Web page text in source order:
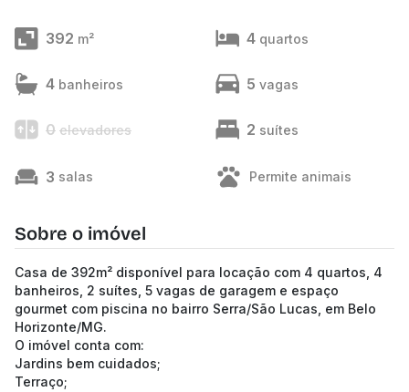
392 m² 4 quartos
4 banheiros 5 vagas
0 elevadores 2 suítes
3 salas Permite animais
Sobre o imóvel
Casa de 392m² disponível para locação com 4 quartos, 4
banheiros, 2 suítes, 5 vagas de garagem e espaço
gourmet com piscina no bairro Serra/São Lucas, em Belo
Horizonte/MG.
O imóvel conta com:
Jardins bem cuidados;
Terraço;